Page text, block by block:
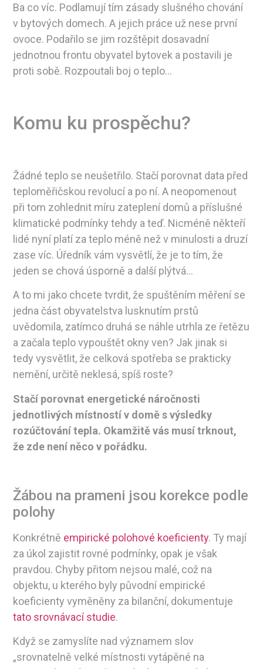
Ba co víc. Podlamují tím zásady slušného chování
v bytových domech. A jejich práce už nese první
ovoce. Podařilo se jim rozštěpit dosavadní
jednotnou frontu obyvatel bytovek a postavili je
proti sobě. Rozpoutali boj o teplo…
Komu ku prospěchu?
Žádné teplo se neušetřilo. Stačí porovnat data před
teploměřičskou revolucí a po ní. A neopomenout
při tom zohlednit míru zateplení domů a příslušné
klimatické podmínky tehdy a teď. Nicméně někteří
lidé nyní platí za teplo méně než v minulosti a druzí
zase víc. Úředník vám vysvětlí, že je to tím, že
jeden se chová úsporně a další plýtvá…
A to mi jako chcete tvrdit, že spuštěním měření se
jedna část obyvatelstva lusknutím prstů
uvědomila, zatímco druhá se náhle utrhla ze řetězu
a začala teplo vypouštět okny ven? Jak jinak si
tedy vysvětlit, že celková spotřeba se prakticky
nemění, určitě neklesá, spíš roste?
Stačí porovnat energetické náročnosti
jednotlivých místností v domě s výsledky
rozúčtování tepla. Okamžitě vás musí trknout,
že zde není něco v pořádku.
Žábou na prameni jsou korekce podle
polohy
Konkrétně empirické polohové koeficienty. Ty mají
za úkol zajistit rovné podmínky, opak je však
pravdou. Chyby přitom nejsou malé, což na
objektu, u kterého byly původní empirické
koeficienty vyměněny za bilanční, dokumentuje
tato srovnávací studie.
Když se zamyslíte nad významem slov
„srovnatelně velké místnosti vytápěné na